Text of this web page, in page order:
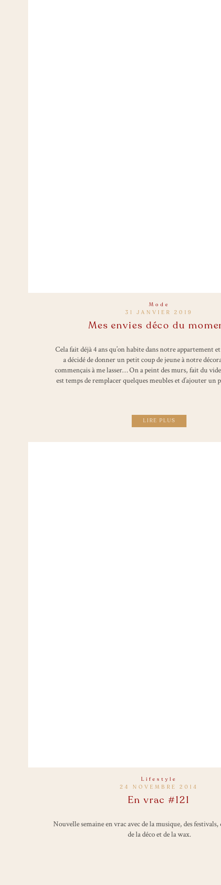
LIRE PLUS
Cela fait déjà 4 ans qu’on habite dans notre appartement
a décidé de donner un petit coup de jeune à notre
commençais à me lasser… On a peint des murs, fait du
est temps de remplacer quelques meubles et d’ajouter un
31 JANVIER 2019
Mes envies déco du
Mode
Nouvelle semaine en vrac avec de la musique, des festivals,
de la déco et de la wax.
24 NOVEMBRE 2014
En vrac #121
Lifestyle